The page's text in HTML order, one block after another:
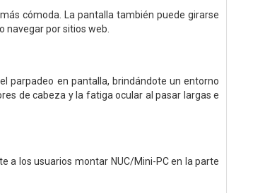
cómoda. La pantalla también puede girarse
navegar por sitios web.
parpadeo en pantalla, brindándote un entorno
de cabeza y la fatiga ocular al pasar largas e
a los usuarios montar NUC/Mini-PC en la parte